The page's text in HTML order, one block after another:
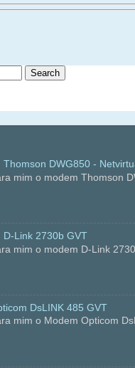
Thomson DWG850 -
mim o modem Thomson
D-Link 2730b GVT
mim o modem D-Link
DsLINK 485 GVT
mim o Modem Opticom